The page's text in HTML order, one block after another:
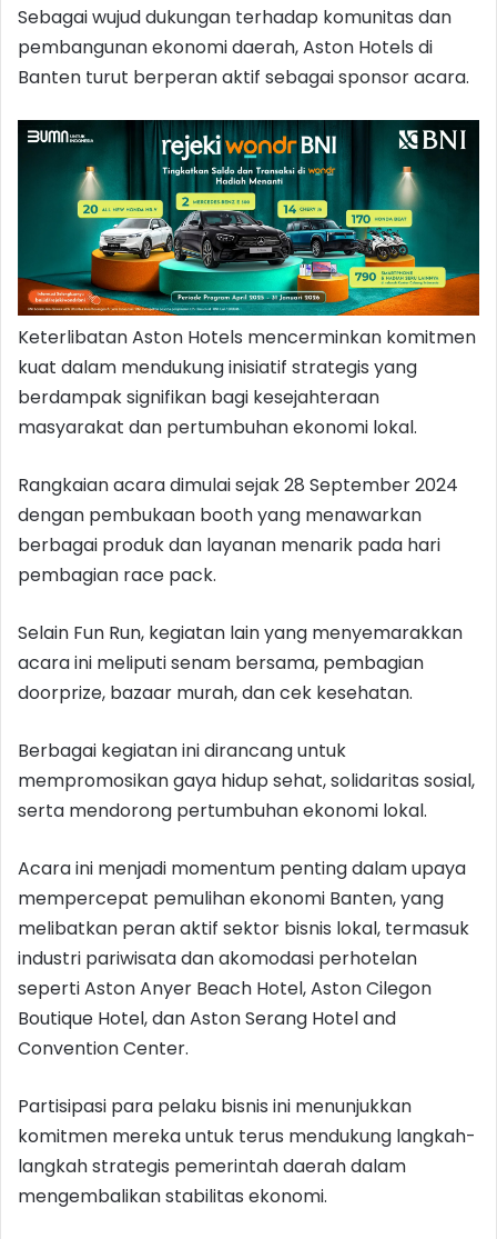
Sebagai wujud dukungan terhadap komunitas dan
pembangunan ekonomi daerah, Aston Hotels di
Banten turut berperan aktif sebagai sponsor acara.
Keterlibatan Aston Hotels mencerminkan komitmen
kuat dalam mendukung inisiatif strategis yang
berdampak signifikan bagi kesejahteraan
masyarakat dan pertumbuhan ekonomi lokal.
Rangkaian acara dimulai sejak 28 September 2024
dengan pembukaan booth yang menawarkan
berbagai produk dan layanan menarik pada hari
pembagian race pack.
Selain Fun Run, kegiatan lain yang menyemarakkan
acara ini meliputi senam bersama, pembagian
doorprize, bazaar murah, dan cek kesehatan.
Berbagai kegiatan ini dirancang untuk
mempromosikan gaya hidup sehat, solidaritas sosial,
serta mendorong pertumbuhan ekonomi lokal.
Acara ini menjadi momentum penting dalam upaya
mempercepat pemulihan ekonomi Banten, yang
melibatkan peran aktif sektor bisnis lokal, termasuk
industri pariwisata dan akomodasi perhotelan
seperti Aston Anyer Beach Hotel, Aston Cilegon
Boutique Hotel, dan Aston Serang Hotel and
Convention Center.
Partisipasi para pelaku bisnis ini menunjukkan
komitmen mereka untuk terus mendukung langkah-
langkah strategis pemerintah daerah dalam
mengembalikan stabilitas ekonomi.